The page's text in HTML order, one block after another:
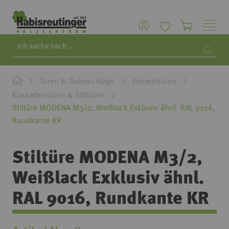
Türen & Türbeschläge
Zimmertüren
Kassettentüren & Stiltüren
Stiltüre MODENA M3/2, Weißlack Exklusiv ähnl. RAL 9016,
Rundkante KR
Stiltüre MODENA M3/2,
Weißlack Exklusiv ähnl.
RAL 9016, Rundkante KR